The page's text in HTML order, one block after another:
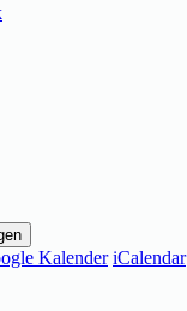
Kalender iCalendar